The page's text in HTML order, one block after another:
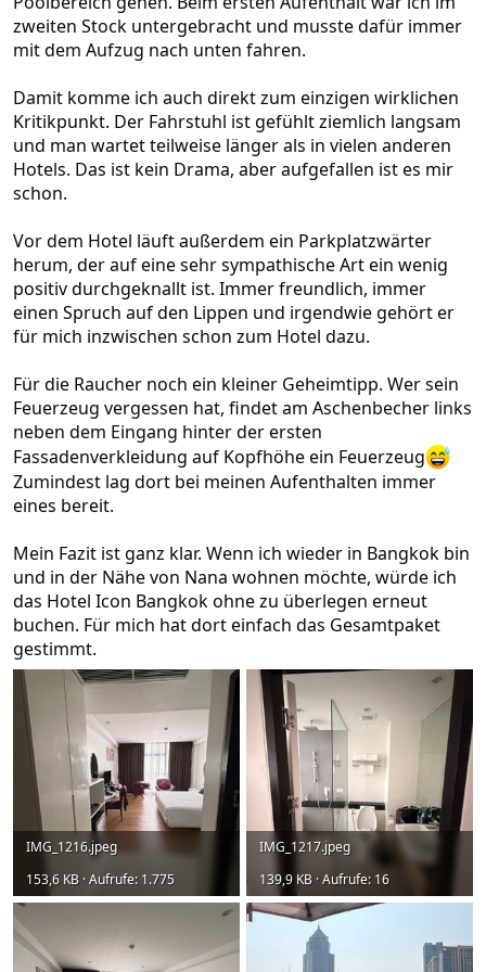
zweiten Stock untergebracht und musste dafür immer
mit dem Aufzug nach unten fahren.
Damit komme ich auch direkt zum einzigen wirklichen
Kritikpunkt. Der Fahrstuhl ist gefühlt ziemlich langsam
und man wartet teilweise länger als in vielen anderen
Hotels. Das ist kein Drama, aber aufgefallen ist es mir
schon.
Vor dem Hotel läuft außerdem ein Parkplatzwärter
herum, der auf eine sehr sympathische Art ein wenig
positiv durchgeknallt ist. Immer freundlich, immer
einen Spruch auf den Lippen und irgendwie gehört er
für mich inzwischen schon zum Hotel dazu.
Für die Raucher noch ein kleiner Geheimtipp. Wer sein
Feuerzeug vergessen hat, findet am Aschenbecher links
neben dem Eingang hinter der ersten
Fassadenverkleidung auf Kopfhöhe ein Feuerzeug
Zumindest lag dort bei meinen Aufenthalten immer
eines bereit.
Mein Fazit ist ganz klar. Wenn ich wieder in Bangkok bin
und in der Nähe von Nana wohnen möchte, würde ich
das Hotel Icon Bangkok ohne zu überlegen erneut
buchen. Für mich hat dort einfach das Gesamtpaket
gestimmt.
IMG_1216.jpeg
153,6 KB · Aufrufe: 1.775
IMG_1217.jpeg
139,9 KB · Aufrufe: 16